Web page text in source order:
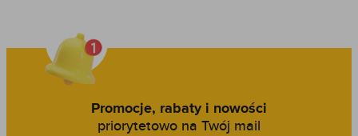
Promocje, rabaty i nowości
priorytetowo na Twój mail